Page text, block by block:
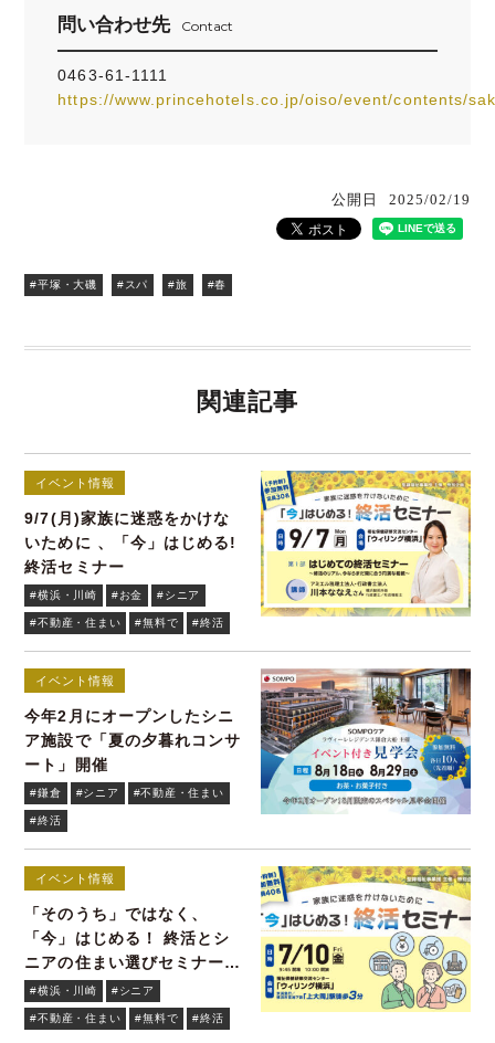
問い合わせ先 Contact
0463-61-1111
https://www.princehotels.co.jp/oiso/event/contents/
公開日 2025/02/19
#平塚・大磯 #スパ #旅 #春
関連記事
イベント情報
9/7(月)家族に迷惑をかけな
いために 、「今」はじめる!
終活セミナー
#横浜・川崎 #お金 #シニア
#不動産・住まい #無料で #終活
イベント情報
今年2月にオープンしたシニ
ア施設で「夏の夕暮れコンサ
ート」開催
#鎌倉 #シニア #不動産・住まい
#終活
イベント情報
「そのうち」ではなく、
「今」はじめる！ 終活とシ
ニアの住まい選びセミナーを
無料開催7/10(金)
#横浜・川崎 #シニア
#不動産・住まい #無料で #終活